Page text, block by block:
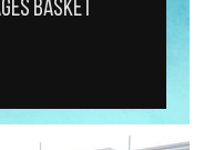
BASKET